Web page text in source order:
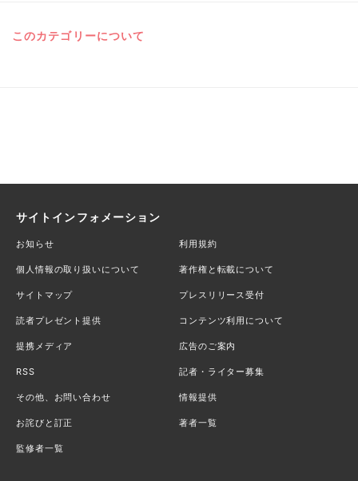
このカテゴリーについて
サイトインフォメーション
お知らせ 利用規約
個人情報の取り扱いについて 著作権と転載について
サイトマップ プレスリリース受付
読者プレゼント提供 コンテンツ利用について
提携メディア 広告のご案内
RSS 記者・ライター募集
その他、お問い合わせ 情報提供
お詫びと訂正 著者一覧
監修者一覧